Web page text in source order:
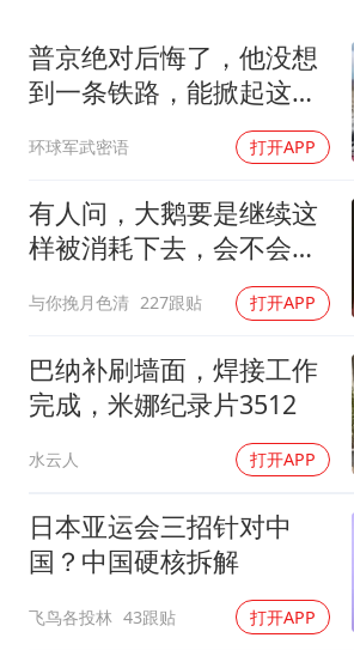
普京绝对后悔了，他没想
到一条铁路，能掀起这么
大的风浪，中亚格局彻底
改写
环球军武密语 打开APP
有人问，大鹅要是继续这
样被消耗下去，会不会灭
与你挽月色清 227跟贴 打开APP
巴纳补刷墙面，焊接工作
完成，米娜纪录片3512
水云人 打开APP
日本亚运会三招针对中
国？中国硬核拆解
飞鸟各投林 43跟贴 打开APP